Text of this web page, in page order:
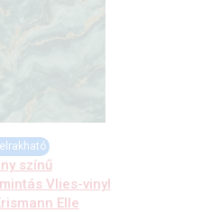
színű
Vlies-vinyl
Elle